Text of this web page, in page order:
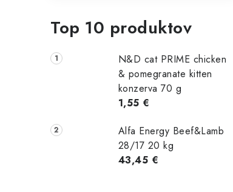
Top 10 produktov
N&D cat PRIME chicken
& pomegranate kitten
konzerva 70 g
1,55 €
Alfa Energy Beef&Lamb
28/17 20 kg
43,45 €